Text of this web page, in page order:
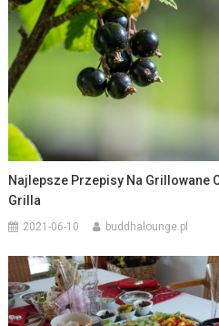
Najlepsze Przepisy Na Grillowane
Grilla
2021-06-10 buddhalounge.pl